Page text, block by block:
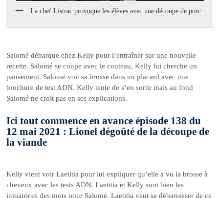
La chef Listrac provoque les élèves avec une découpe de porc
Salomé débarque chez Kelly pour l’entraîner sur une nouvelle
recette. Salomé se coupe avec le couteau, Kelly lui cherche un
pansement. Salomé voit sa brosse dans un placard avec une
brochure de test ADN. Kelly tente de s’en sortir mais au fond
Salomé ne croit pas en ses explications.
Ici tout commence en avance épisode 138 du
12 mai 2021 : Lionel dégoûté de la découpe de
la viande
Kelly vient voir Laetitia pour lui expliquer qu’elle a vu la brosse à
cheveux avec les tests ADN. Laetitia et Kelly sont bien les
initiatrices des mots pour Salomé. Laetitia veut se débarrasser de ce